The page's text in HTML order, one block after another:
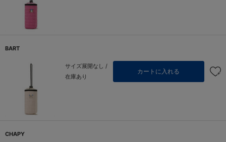
BART
サイズ展開なし /
在庫あり
カートに入れる
CHAPY